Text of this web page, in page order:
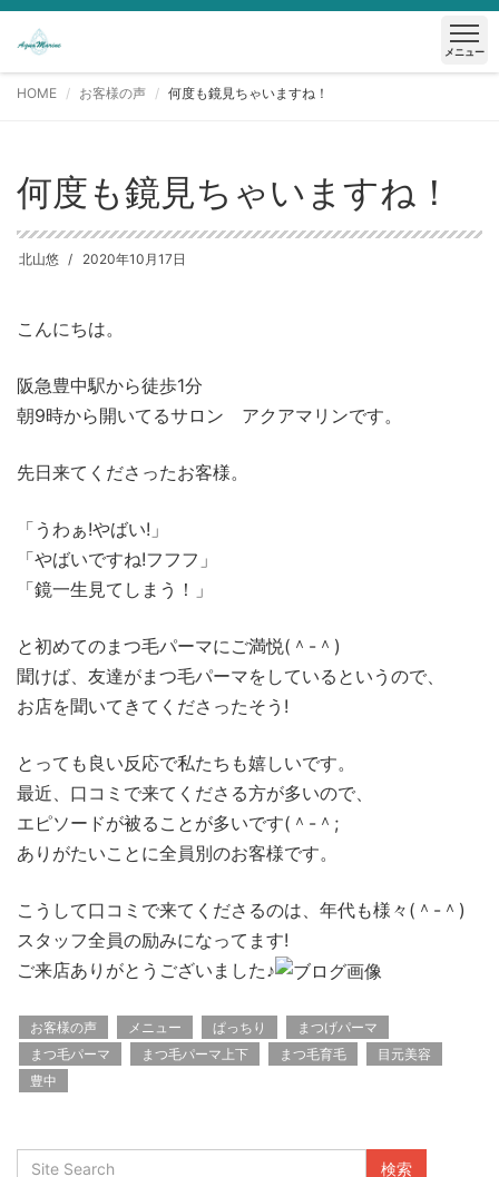
メニュー
HOME お客様の声 何度も鏡見ちゃいますね！
何度も鏡見ちゃいますね！
北山悠 2020年10月17日
こんにちは。
阪急豊中駅から徒歩1分
朝9時から開いてるサロン アクアマリンです。
先日来てくださったお客様。
「うわぁ!やばい!」
「やばいですね!フフフ」
「鏡一生見てしまう！」
と初めてのまつ毛パーマにご満悦(＾-＾)
聞けば、友達がまつ毛パーマをしているというので、
お店を聞いてきてくださったそう!
とっても良い反応で私たちも嬉しいです。
最近、口コミで来てくださる方が多いので、
エピソードが被ることが多いです(＾-＾;
ありがたいことに全員別のお客様です。
こうして口コミで来てくださるのは、年代も様々(＾-＾)
スタッフ全員の励みになってます!
ご来店ありがとうございました♪
お客様の声 メニュー ぱっちり
まつげパーマ
まつ毛パーマ
まつ毛パーマ上下 まつ毛育毛
目元美容
豊中